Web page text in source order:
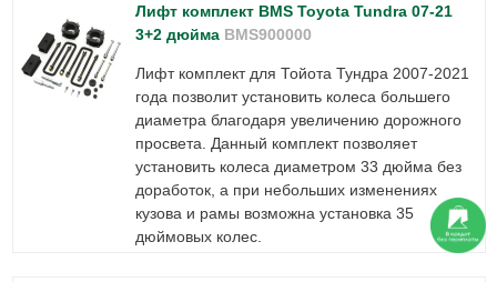
Лифт комплект BMS Toyota Tundra 07-21
3+2 дюйма BMS900000
Лифт комплект для Тойота Тундра 2007-2021
года позволит установить колеса большего
диаметра благодаря увеличению дорожного
просвета. Данный комплект позволяет
установить колеса диаметром 33 дюйма без
доработок, а при небольших изменениях
кузова и рамы возможна установка 35
дюймовых колес.